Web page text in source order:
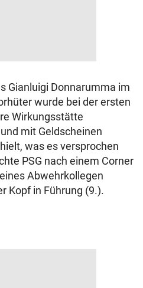
Gianluigi Donnarumma im
wurde bei der ersten
Wirkungsstätte
mit Geldscheinen
was es versprochen
PSG nach einem Corner
Abwehrkollegen
Kopf in Führung (9.).